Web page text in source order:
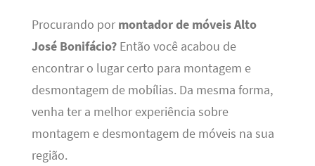
Procurando pormontador de móveis Alto
José Bonifácio? Então você acabou de
encontrar o lugar certo para montagem e
desmontagem de mobílias. Da mesma forma,
venha ter a melhor experiência sobre
montagem e desmontagem de móveis na sua
região.